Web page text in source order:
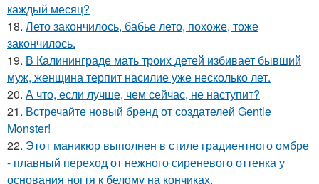
каждый месяц?
18. Лето закончилось, бабье лето, похоже, тоже
закончилось.
19. В Калининграде мать троих детей избивает бывший
муж, женщина терпит насилие уже несколько лет.
20. А что, если лучше, чем сейчас, не наступит?
21. Встречайте новый бренд от создателей Gentle
Monster!
22. Этот маникюр выполнен в стиле градиентного омбре
- плавный переход от нежного сиреневого оттенка у
основания ногтя к белому на кончиках.